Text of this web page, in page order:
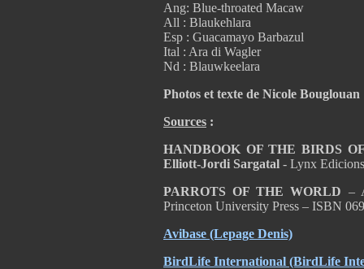
Ang: Blue-throated Macaw
All : Blaukehlara
Esp : Guacamayo Barbazul
Ital : Ara di Wagler
Nd : Blauwkeelara
Photos et texte de Nicole Bouglouan
Sources :
HANDBOOK OF THE BIRDS
Elliott-Jordi Sargatal - Lynx
PARROTS OF THE WORLD –
Princeton University Press – ISBN
Avibase (Lepage Denis)
BirdLife International (BirdLife